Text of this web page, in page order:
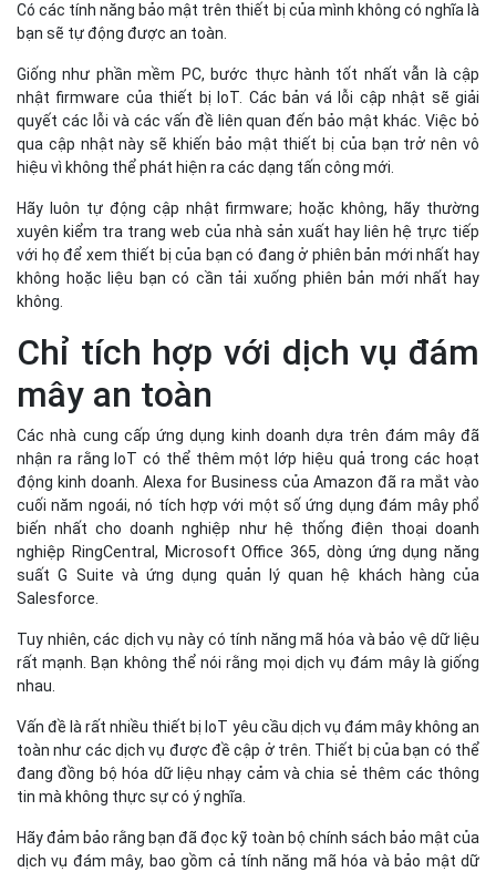
Có các tính năng bảo mật trên thiết bị của mình không có nghĩa là
bạn sẽ tự động được an toàn.
Giống như phần mềm PC, bước thực hành tốt nhất vẫn là cập
nhật firmware của thiết bị IoT. Các bản vá lỗi cập nhật sẽ giải
quyết các lỗi và các vấn đề liên quan đến bảo mật khác. Việc bỏ
qua cập nhật này sẽ khiến bảo mật thiết bị của bạn trở nên vô
hiệu vì không thể phát hiện ra các dạng tấn công mới.
Hãy luôn tự động cập nhật firmware; hoặc không, hãy thường
xuyên kiểm tra trang web của nhà sản xuất hay liên hệ trực tiếp
với họ để xem thiết bị của bạn có đang ở phiên bản mới nhất hay
không hoặc liệu bạn có cần tải xuống phiên bản mới nhất hay
không.
Chỉ tích hợp với dịch vụ đám
mây an toàn
Các nhà cung cấp ứng dụng kinh doanh dựa trên đám mây đã
nhận ra rằng IoT có thể thêm một lớp hiệu quả trong các hoạt
động kinh doanh. Alexa for Business của Amazon đã ra mắt vào
cuối năm ngoái, nó tích hợp với một số ứng dụng đám mây phổ
biến nhất cho doanh nghiệp như hệ thống điện thoại doanh
nghiệp RingCentral, Microsoft Office 365, dòng ứng dụng năng
suất G Suite và ứng dụng quản lý quan hệ khách hàng của
Salesforce.
Tuy nhiên, các dịch vụ này có tính năng mã hóa và bảo vệ dữ liệu
rất mạnh. Bạn không thể nói rằng mọi dịch vụ đám mây là giống
nhau.
Vấn đề là rất nhiều thiết bị IoT yêu cầu dịch vụ đám mây không an
toàn như các dịch vụ được đề cập ở trên. Thiết bị của bạn có thể
đang đồng bộ hóa dữ liệu nhạy cảm và chia sẻ thêm các thông
tin mà không thực sự có ý nghĩa.
Hãy đảm bảo rằng bạn đã đọc kỹ toàn bộ chính sách bảo mật của
dịch vụ đám mây, bao gồm cả tính năng mã hóa và bảo mật dữ